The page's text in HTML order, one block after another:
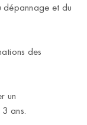
dépannage et du
des
un
ans.